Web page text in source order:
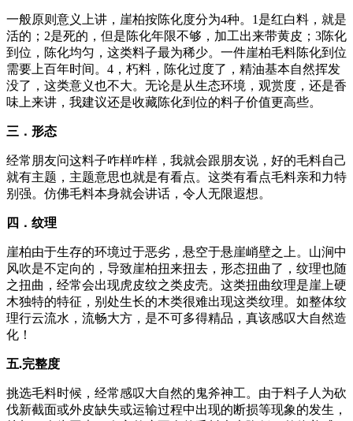
一般原则意义上讲，崖柏按陈化度分为4种。1是红白料，就是
活的；2是死的，但是陈化年限不够，加工出来带黄皮；3陈化
到位，陈化均匀，这类料子最为稀少。一件崖柏毛料陈化到位
需要上百年时间。4，朽料，陈化过度了，精油基本自然挥发
没了，这类意义也不大。无论是从生态环境，观赏度，还是香
味上来讲，我建议还是收藏陈化到位的料子价值更高些。
三．形态
经常朋友问这料子咋样咋样，我就会跟朋友说，好的毛料自己
就有主题，主题意思也就是有看点。这类有看点毛料亲和力特
别强。仿佛毛料本身就会讲话，令人无限遐想。
四．纹理
崖柏由于生存的环境过于恶劣，悬空于悬崖峭壁之上。山涧中
风吹是不定向的，导致崖柏扭来扭去，形态扭曲了，纹理也随
之扭曲，经常会出现虎皮纹之类皮壳。这类扭曲纹理是崖上硬
木独特的特征，别处生长的木类很难出现这类纹理。如整体纹
理行云流水，流畅大方，是不可多得精品，真该感叹大自然造
化！
五.完整度
挑选毛料时候，经常感叹大自然的鬼斧神工。由于料子人为砍
伐新截面或外皮缺失或运输过程中出现的断损等现象的发生，